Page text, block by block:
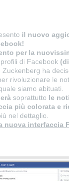
il nuovo
per la
di Facebook
Zuckenberg ha
rivoluzionare le
siamo abituati.
soprattutto le
più colorata e
nel dettaglio.
nuova interfaccia